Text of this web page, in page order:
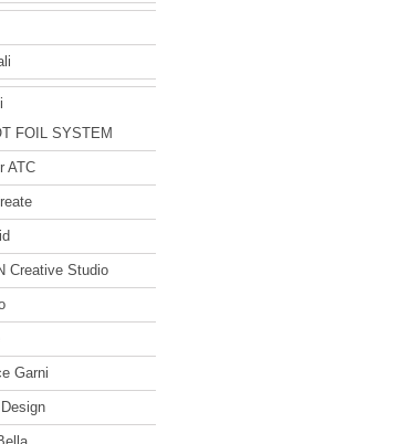
FOIL SYSTEM
ATC
Creative Studio
Garni